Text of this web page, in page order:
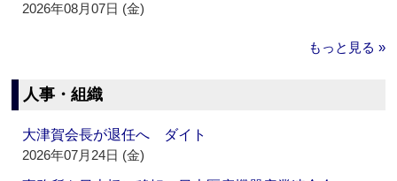
2026年08月07日 (金)
もっと見る »
人事・組織
大津賀会長が退任へ ダイト
2026年07月24日 (金)